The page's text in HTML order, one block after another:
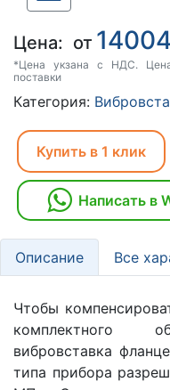
Цена: от 14004
*Цена укзана с НДС.
поставки
Категория:
Купить в 1 клик
Написать в
Описание Все
Чтобы
комплектного
вибровставка
типа прибора